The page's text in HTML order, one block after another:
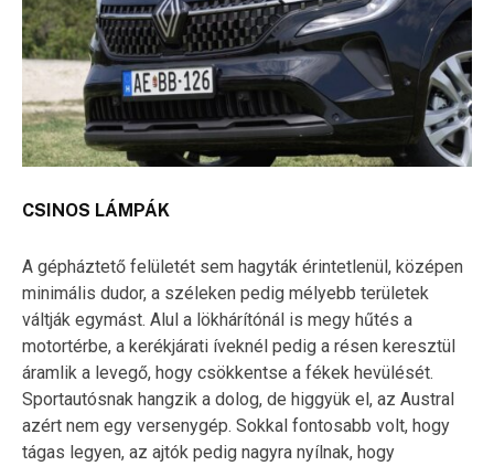
CSINOS LÁMPÁK
A gépháztető felületét sem hagyták érintetlenül, középen
minimális dudor, a széleken pedig mélyebb területek
váltják egymást. Alul a lökhárítónál is megy hűtés a
motortérbe, a kerékjárati íveknél pedig a résen keresztül
áramlik a levegő, hogy csökkentse a fékek hevülését.
Sportautósnak hangzik a dolog, de higgyük el, az Austral
azért nem egy versenygép. Sokkal fontosabb volt, hogy
tágas legyen, az ajtók pedig nagyra nyílnak, hogy